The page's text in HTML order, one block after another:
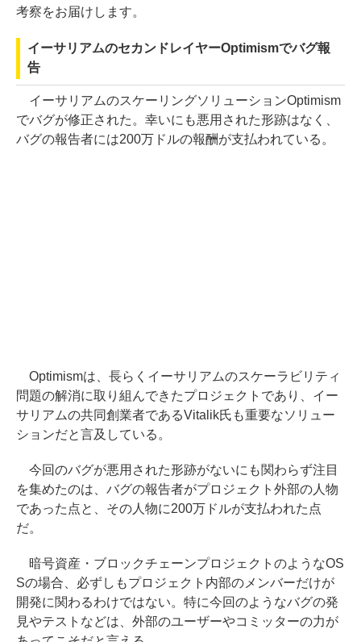
考察をお届けします。
イーサリアムのセカンドレイヤーOptimismでバグ報
告
イーサリアムのスケーリングソリューションOptimism
でバグが修正された。幸いにも悪用された形跡はなく、
バグの報告者には200万ドルの報酬が支払われている。
Optimismは、長らくイーサリアムのスケーラビリティ
問題の解消に取り組んできたプロジェクトであり、イー
サリアムの共同創業者であるVitalik氏も重要なソリュー
ションだと言及している。
今回のバグが悪用された形跡がないにも関わらず注目
を集めたのは、バグの報告者がプロジェクト外部の人物
であった点と、その人物に200万ドルが支払われた点
だ。
暗号資産・ブロックチェーンプロジェクトのようなOS
Sの場合、必ずしもプロジェクト内部のメンバーだけが
開発に関わるわけではない。特に今回のようなバグの発
見やテストなどは、外部のユーザーやコミッターの力が